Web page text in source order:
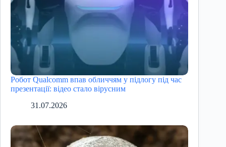
Робот Qualcomm впав обличчям у підлогу під час
презентації: відео стало вірусним
31.07.2026